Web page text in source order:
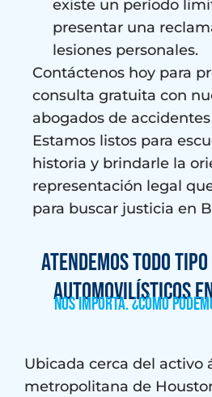
existe un período
presentar una
lesiones personales.
Contáctenos hoy para
consulta gratuita con
abogados de
Estamos listos para
historia y brindarle la
representación legal
para buscar justicia en
Atendemos todo tipo
automovilísticos
Nos importa. ¿Cómo
Ubicada cerca del activo
metropolitana de